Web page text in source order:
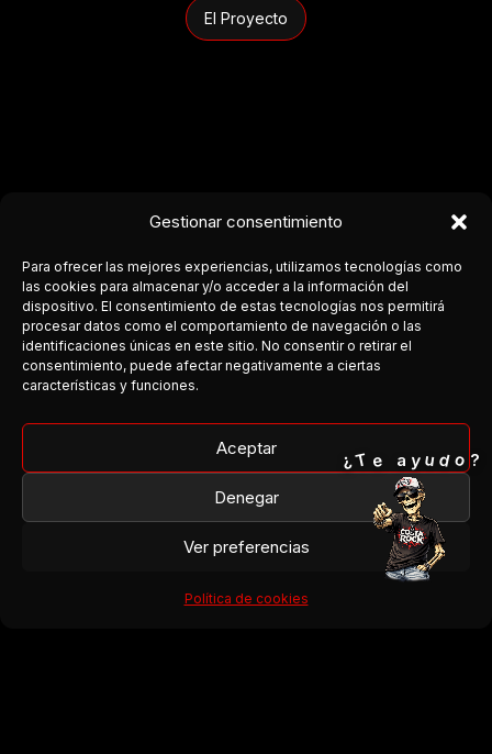
Gestionar consentimiento
Para ofrecer las mejores experiencias, utilizamos tecnologías como
las cookies para almacenar y/o acceder a la información del
dispositivo. El consentimiento de estas tecnologías nos permitirá
procesar datos como el comportamiento de navegación o las
identificaciones únicas en este sitio. No consentir o retirar el
consentimiento, puede afectar negativamente a ciertas
características y funciones.
Aceptar
Denegar
Ver preferencias
Política de cookies
El Proyecto
COSTA DEL ROCK
Medio independiente dedicado a la escena rock y metal en
Facebook
¿Tienes una banda?
¿T e a y udo ?